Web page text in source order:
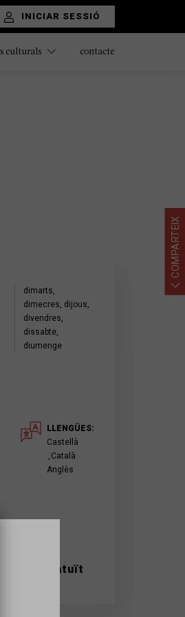
INICIAR SESSIÓ
culturals contacte
dimarts,
dimecres, dijous,
divendres,
dissabte,
diumenge
LLENGÜES:
Castellà
Català
Anglès
Gratuït
COMPARTEIX: